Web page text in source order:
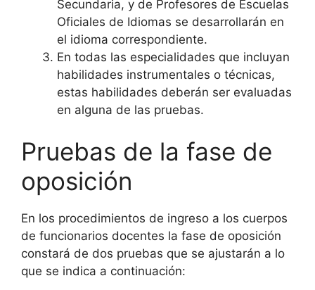
Secundaria, y de Profesores de Escuelas
Oficiales de Idiomas se desarrollarán en
el idioma correspondiente.
En todas las especialidades que incluyan
habilidades instrumentales o técnicas,
estas habilidades deberán ser evaluadas
en alguna de las pruebas.
Pruebas de la fase de
oposición
En los procedimientos de ingreso a los cuerpos
de funcionarios docentes la fase de oposición
constará de dos pruebas que se ajustarán a lo
que se indica a continuación: